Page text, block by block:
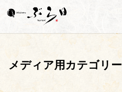
メディア用カテゴリ